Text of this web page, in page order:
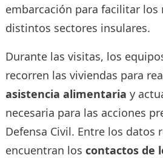
embarcación para facilitar
distintos sectores insulares.
Durante las visitas, los
recorren las viviendas para
asistencia alimentaria y
necesaria para las acciones
Defensa Civil. Entre los datos
encuentran los contactos de